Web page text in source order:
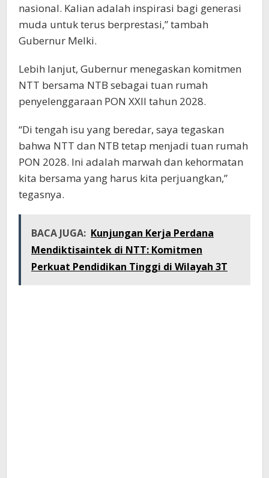
nasional. Kalian adalah inspirasi bagi generasi
muda untuk terus berprestasi,” tambah
Gubernur Melki.
Lebih lanjut, Gubernur menegaskan komitmen
NTT bersama NTB sebagai tuan rumah
penyelenggaraan PON XXII tahun 2028.
“Di tengah isu yang beredar, saya tegaskan
bahwa NTT dan NTB tetap menjadi tuan rumah
PON 2028. Ini adalah marwah dan kehormatan
kita bersama yang harus kita perjuangkan,”
tegasnya.
BACA JUGA: Kunjungan Kerja Perdana
Mendiktisaintek di NTT: Komitmen
Perkuat Pendidikan Tinggi di Wilayah 3T